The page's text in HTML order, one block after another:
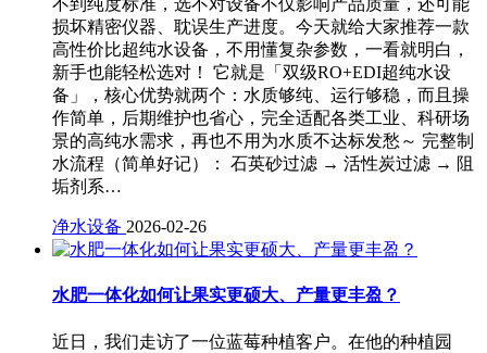
不到纯度标准，选不对设备不仅影响产品质量，还可能
损坏精密仪器、耽误生产进度。今天就给大家推荐一款
高性价比超纯水设备，不用懂复杂参数，一看就明白，
新手也能轻松选对！ 它就是「双级RO+EDI超纯水设
备」，核心优势就两个：水质够纯、运行够稳，而且操
作简单，后期维护也省心，完全适配各类工业、科研场
景的高纯水需求，再也不用为水质不达标发愁～ 完整制
水流程（简单好记）： 石英砂过滤 → 活性炭过滤 → 阻
垢剂系…
净水设备 2026-02-26
水肥一体化如何让果实更硕大、产量更丰盈？
近日，我们走访了一位蓝莓种植客户。在他的种植园